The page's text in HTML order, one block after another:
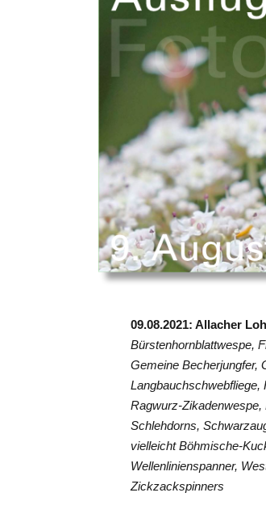
09.08.2021: Allacher
Bürstenhornblattwespe,
Gemeine Becherjungfer,
Langbauchschwebfliege,
Ragwurz-
Schlehdorns,
vielleicht Böhmische-
Wellenlinienspanner,
Zickzackspinners